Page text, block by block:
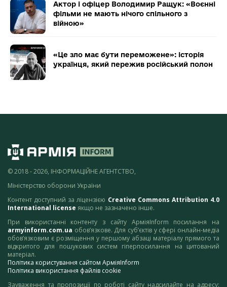
Актор і офіцер Володимир Ращук: «Воєнні
фільми не мають нічого спільного з
війною»
«Це зло має бути переможене»: історія
українця, який пережив російський полон
© 2018 - 2026, ІНФОРМАЦІЙНЕ АГЕНТСТВО,
Міністерство оборони України
Контент доступний за ліцензією Creative Commons Attribution 4.0
International license якщо не зазначено інше.
При використанні контенту з сайту АрміяInform посилання на
armyinform.com.ua обов’язкове. Для суб’єктів у сфері онлайн-медіа
обов’язковим є розміщення у першому абзаці матеріалу прямого та
відкритого для пошукових систем гіперпосилання на цитований
матеріал.
Політика користування сайтом АрміяInform
Політика використання файлів cookie
Зауваження та пропозиції по роботі сайту надсилайте на адресу: